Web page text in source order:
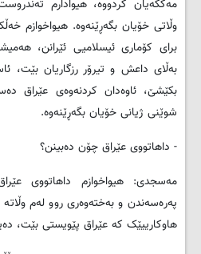
مەککەیان کردووە، هیوادارم
وڵاتی خۆیان بگەڕێنەوە. هیواخوازم
برای کۆماری ئیسلامیی ئێرانن،
بەڵای داعش و تیرۆر رزگاریان بێت،
بکێشێ، ئاوەدان کردنەوەی عێراق
شوێنی ژیانی خۆیان بگەڕێنەوە.
- داهاتووی عێراق چۆن دەبینن؟
مەسجدی: هیواخوازم داهاتووی
پەرەسەندن و بەختەوەری روو لەم
هاوکارییێک کە عێراق پێویستی بێت،